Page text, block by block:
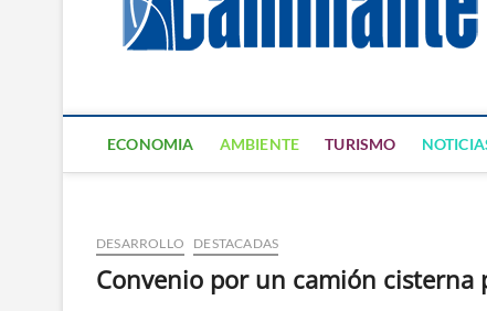
ECONOMIA AMBIENTE TURISMO
DESARROLLO DESTACADAS
Convenio por un camión cisterna